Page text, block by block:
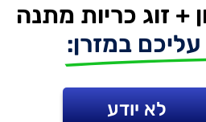
במזרן:
לא יודע